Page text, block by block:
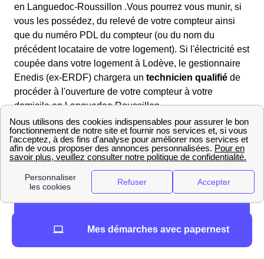
en Languedoc-Roussillon .Vous pourrez vous munir, si
vous les possédez, du relevé de votre compteur ainsi
que du numéro PDL du compteur (ou du nom du
précédent locataire de votre logement). Si l'électricité est
coupée dans votre logement à Lodève, le gestionnaire
Enedis (ex-ERDF) chargera un technicien qualifié de
procéder à l'ouverture de votre compteur à votre
domicile en Languedoc-Roussillon .
Mes démarches avec papernest